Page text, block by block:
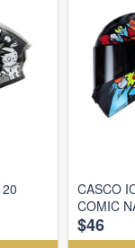
CASCO
COMIC
$46